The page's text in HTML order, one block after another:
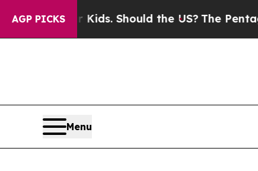
AGP PICKS
Kids. Should the US?The Pentagon Is
Menu